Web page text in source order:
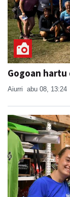
Gogoan
Aiurri abu 08, 13:24